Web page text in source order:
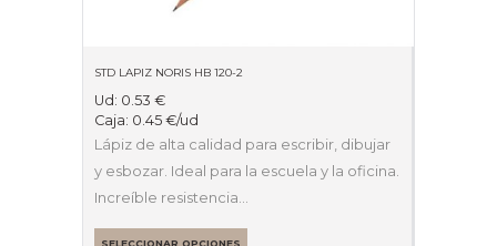
STD LAPIZ NORIS HB 120-2
Ud: 0.53 €
Caja: 0.45 €/ud
Lápiz de alta calidad para escribir, dibujar
y esbozar. Ideal para la escuela y la oficina.
Increíble resistencia…
SELECCIONAR OPCIONES